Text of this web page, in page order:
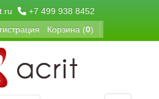
+7 499 938 8452
Корзина (0)